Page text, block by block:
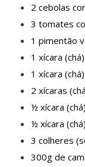
2 cebolas
3 tomates
1 pimentão
1 xícara
1 xícara
2 xícaras
½ xícara
½ xícara
3 colheres
300g de